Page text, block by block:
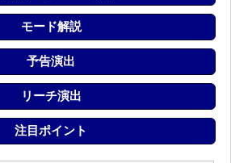
モード解説
予告演出
リーチ演出
注目ポイント